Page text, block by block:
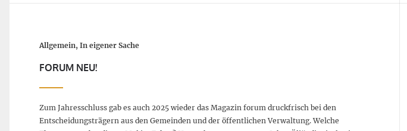
Allgemein, In eigener Sache
FORUM NEU!
Zum Jahresschluss gab es auch 2025 wieder das Magazin forum druckfrisch bei den
Entscheidungsträgern aus den Gemeinden und der öffentlichen Verwaltung. Welche